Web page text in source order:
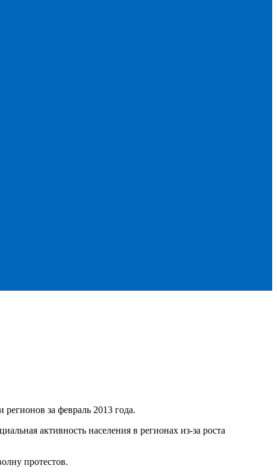
за февраль 2013 года.
активность населения в регионах из-за роста
протестов.